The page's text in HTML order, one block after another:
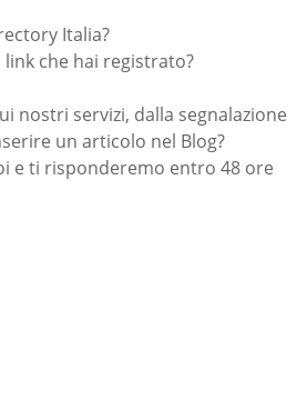
Italia?
che hai registrato?
nostri servizi, dalla segnalazione
un articolo nel Blog?
e ti risponderemo entro 48 ore